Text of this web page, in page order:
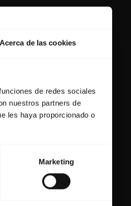
de las cookies
de redes sociales
nuestros partners de
les haya proporcionado o
Marketing